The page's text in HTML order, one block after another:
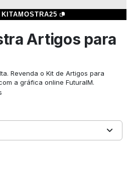
KITAMOSTRA25
Artigos para
Revenda o Kit de Artigos para
a gráfica online FuturaIM.